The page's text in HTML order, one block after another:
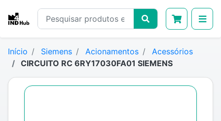
Início Siemens Acionamentos
Acessórios
CIRCUITO RC 6RY17030FA01 SIEMENS